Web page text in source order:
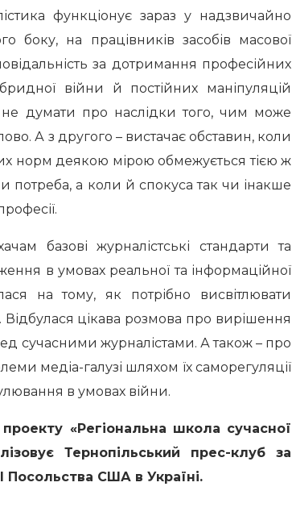
функціонує зараз у надзвичайно
боку, на працівників засобів масової
за дотримання професійних
війни й постійних маніпуляцій
думати про наслідки того, чим може
А з другого – вистачає обставин, коли
норм деякою мірою обмежується тією ж
потреба, а коли й спокуса так чи інакше
базові журналістські стандарти та
в умовах реальної та інформаційної
на тому, як потрібно висвітлювати
Відбулася цікава розмова про вирішення
сучасними журналістами. А також – про
медіа-галузі шляхом їх саморегуляції
в умовах війни.
«Регіональна школа сучасної
Тернопільський прес-клуб за
США в Україні.